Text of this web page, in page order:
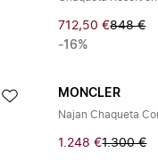
712,50 €848 €
-16%
MONCLER
Najan Chaqueta
1.248 €1.300 €